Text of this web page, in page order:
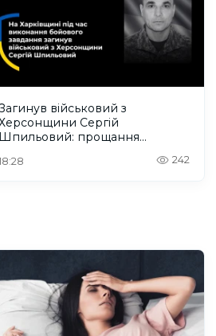
Загинув військовий з
Сергій
Шпильовий: прощання
242